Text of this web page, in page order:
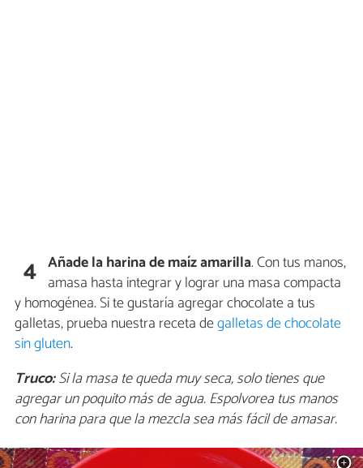
4 Añade la harina de maíz amarilla. Con tus manos,
amasa hasta integrar y lograr una masa compacta
y homogénea. Si te gustaría agregar chocolate a tus
galletas, prueba nuestra receta degalletas de chocolate
sin gluten.
Truco:Si la masa te queda muy seca, solo tienes que
agregar un poquito más de agua. Espolvorea tus manos
con harina para que la mezcla sea más fácil de amasar.